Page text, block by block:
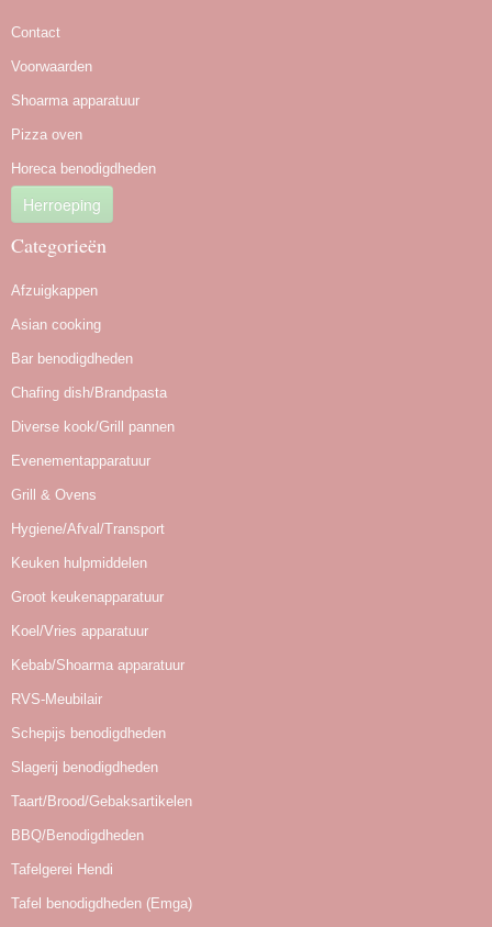
Contact
Voorwaarden
Shoarma apparatuur
Pizza oven
Horeca benodigdheden
Herroeping
Categorieën
Afzuigkappen
Asian cooking
Bar benodigdheden
Chafing dish/Brandpasta
Diverse kook/Grill pannen
Evenementapparatuur
Grill & Ovens
Hygiene/Afval/Transport
Keuken hulpmiddelen
Groot keukenapparatuur
Koel/Vries apparatuur
Kebab/Shoarma apparatuur
RVS-Meubilair
Schepijs benodigdheden
Slagerij benodigdheden
Taart/Brood/Gebaksartikelen
BBQ/Benodigdheden
Tafelgerei Hendi
Tafel benodigdheden (Emga)